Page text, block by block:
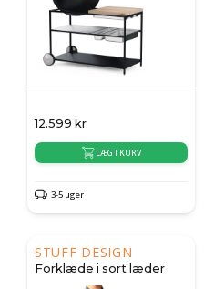
12.599 kr
LÆG I KURV
3-5 uger
STUFF DESIGN
Forklæde i sort læder